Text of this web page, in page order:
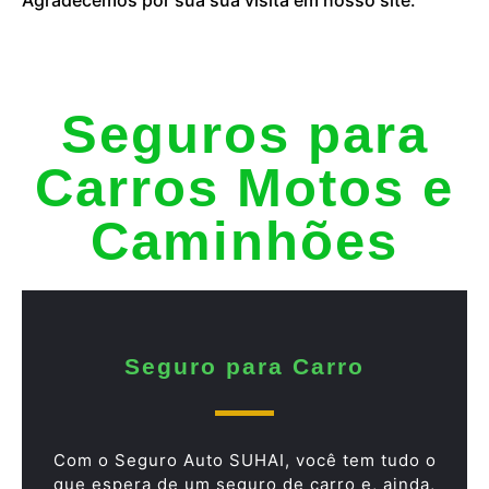
Seguros para
Carros Motos e
Caminhões
Seguro para Carro
Com o Seguro Auto SUHAI, você tem tudo o
que espera de um seguro de carro e, ainda,